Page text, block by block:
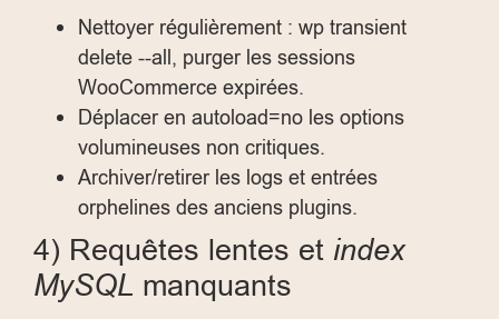
Nettoyer régulièrement : wp transient
delete --all, purger les sessions
WooCommerce expirées.
Déplacer en autoload=no les options
volumineuses non critiques.
Archiver/retirer les logs et entrées
orphelines des anciens plugins.
4) Requêtes lentes et index
MySQL manquants